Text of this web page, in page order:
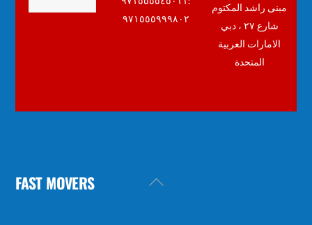
٩٧١٥٥٥٩٩٩٨٠٢
مبنى راشد المكتوم
شارع ٢٧ ، دبي
الامارات العربية
المتحدة
Back
FAST MOVERS